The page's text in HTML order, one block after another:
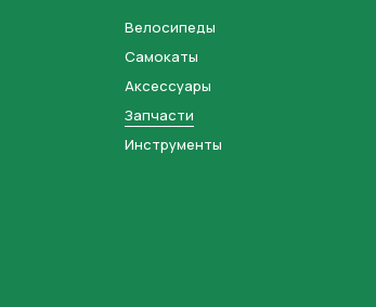
Велосипеды
Самокаты
Аксессуары
Запчасти
Инструменты